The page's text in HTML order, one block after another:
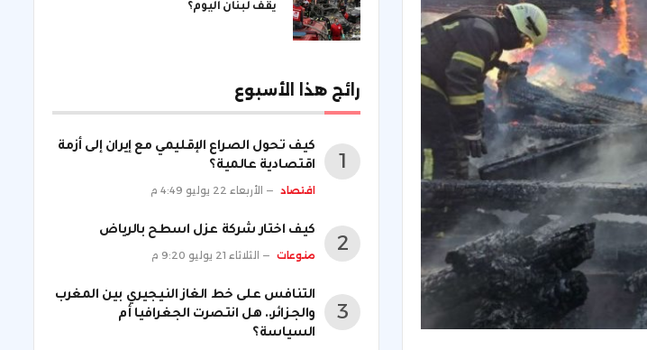
يقف لبنان اليوم؟
رائج هذا الأسبوع
كيف تحول الصراع الإقليمي مع إيران إلى أزمة
اقتصادية عالمية؟
اقتصاد الأربعاء 22 يوليو 4:49 م
كيف اختار شركة عزل اسطح بالرياض
منوعات الثلاثاء 21 يوليو 9:20 م
التنافس على خط الغاز النيجيري بين المغرب
والجزائر.. هل انتصرت الجغرافيا أم
السياسة؟